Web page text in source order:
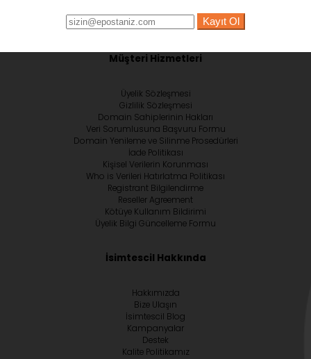
Kayıt Ol
Müşteri Hizmetleri
Üyelik Sözleşmesi
Gizlilik Sözleşmesi
Domain Sahiplerinin Hakları
Veri Sorumlusuna Başvuru Formu
Domain Yenileme ve Silinme Prosedürleri
İade Politikası
Kişisel Verilerin Korunması
Who is Verileri Hatırlatma Politikası
Registrant Bilgilendirme
Reseller Agreement
Kötüye Kullanım Bildirimi
Üyelik Bilgi Güncelleme Formu
İsimtescil Hakkında
Hakkımızda
Bize Ulaşın
İsimtescil Blog
Kampanyalar
Destek
Kalite Politikamız